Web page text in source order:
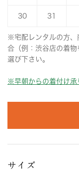
30 31
※宅配レンタルの方、
合（例：渋谷店の着
選び下さい。
※早朝からの着付け承
サイズ